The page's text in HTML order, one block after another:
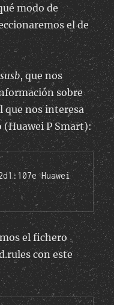
modo de
el de
, que nos
sobre
que nos interesa
(Huawei P Smart):
Huawei
el fichero
con este